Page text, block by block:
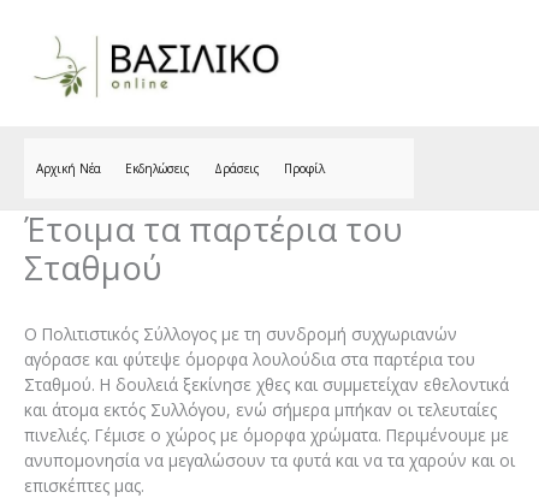
Αρχική Νέα Εκδηλώσεις Δράσεις Προφίλ
Έτοιμα τα παρτέρια του
Σταθμού
Ο Πολιτιστικός Σύλλογος με τη συνδρομή συχγωριανών
αγόρασε και φύτεψε όμορφα λουλούδια στα παρτέρια του
Σταθμού. Η δουλειά ξεκίνησε χθες και συμμετείχαν εθελοντικά
και άτομα εκτός Συλλόγου, ενώ σήμερα μπήκαν οι τελευταίες
πινελιές. Γέμισε ο χώρος με όμορφα χρώματα. Περιμένουμε με
ανυπομονησία να μεγαλώσουν τα φυτά και να τα χαρούν και οι
επισκέπτες μας.